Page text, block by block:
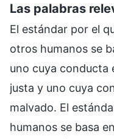
Las palabras
El estándar por el
otros humanos se
uno cuya conducta
justa y uno cuya
malvado. El
humanos se basa